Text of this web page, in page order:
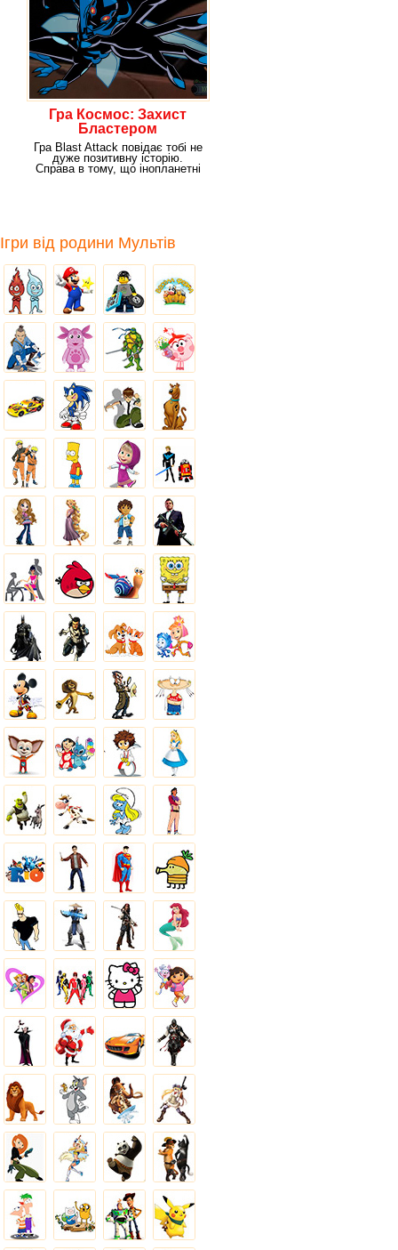
Гра Космос: Захист
Бластером
Гра Blast Attack повідає тобі не
дуже позитивну історію.
Справа в тому, що інопланетні
Ігри від родини Мультів